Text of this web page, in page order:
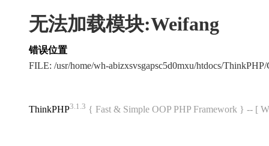
无法加载模块:Weifang
错误位置
FILE: /usr/home/wh-abizxsvsgapsc5d0mxu/htdocs/
ThinkPHP3.1.3 { Fast & Simple OOP PHP Framework } -- [